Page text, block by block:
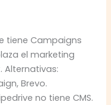
tiene Campaigns
el marketing
Alternativas:
Brevo.
no tiene CMS.